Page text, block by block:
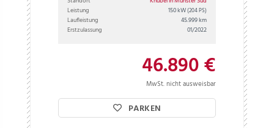
Leistung
150 kW(204 PS)
Laufleistung
45.999 km
Erstzulassung
01/2022
46.890 €
MwSt. nicht ausweisbar
PARKEN